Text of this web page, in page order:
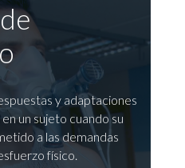
y adaptaciones
un sujeto cuando su
a las demandas
físico.